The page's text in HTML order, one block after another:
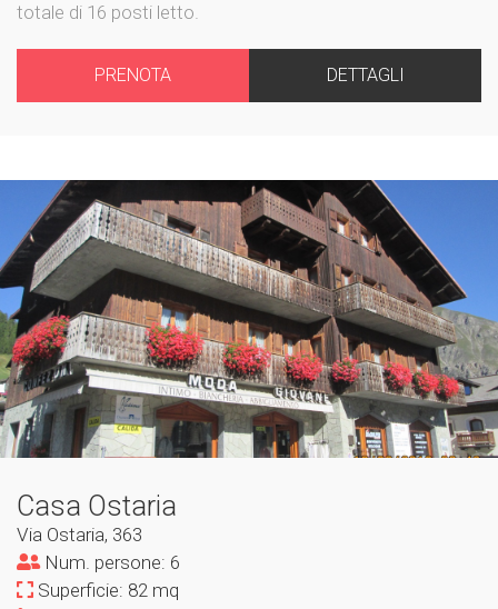
totale di 16 posti letto.
PRENOTA DETTAGLI
Casa Ostaria
Via Ostaria, 363
Num. persone: 6
Superficie: 82 mq